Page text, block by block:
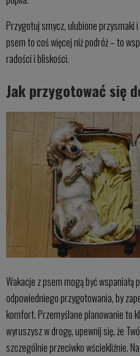
Przygotuj smycz, ulubione przysmaki
psem to coś więcej niż podróż – to
radości i bliskości.
Jak przygotować się
Wakacje z psem mogą być wspaniałą
odpowiedniego przygotowania, by
komfort. Przemyślane planowanie to
wyruszysz w drogę, upewnij się, że
szczególnie przeciwko wściekliźnie.